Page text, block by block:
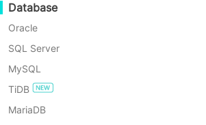
Database
Oracle
SQL Server
MySQL
TiDB
MariaDB